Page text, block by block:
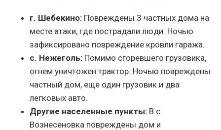
г. Шебекино: Повреждены 3 частных дома на
месте атаки, где пострадали люди. Ночью
зафиксировано повреждение кровли гаража.
с. Нежеголь: Помимо сгоревшего грузовика,
огнем уничтожен трактор. Ночью повреждены
частный дом, еще один грузовик и два
легковых авто.
Другие населенные пункты: В с.
Вознесеновка повреждены дом и